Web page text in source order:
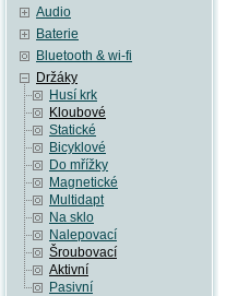
Audio
Baterie
Bluetooth & wi-fi
Držáky
Husí krk
Kloubové
Statické
Bicyklové
Do mřížky
Magnetické
Multidapt
Na sklo
Nalepovací
Šroubovací
Aktivní
Pasivní